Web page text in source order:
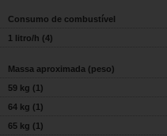
Consumo de combustível
1 litro/h (4)
Massa aproximada (peso)
59 kg (1)
64 kg (1)
65 kg (1)